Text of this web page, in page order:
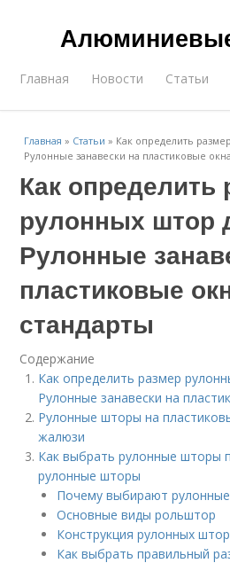
Главная Новости Статьи
Главная » Статьи » Как определить
Рулонные занавески на пластиковые
Как определить
рулонных штор
Рулонные
пластиковые
стандарты
Содержание
Как определить размер
Рулонные занавески на
Рулонные шторы на
жалюзи
Как выбрать рулонные шторы
рулонные шторы
Почему выбирают
Основные виды рольштор
Конструкция рулонных штор
Как выбрать правильный